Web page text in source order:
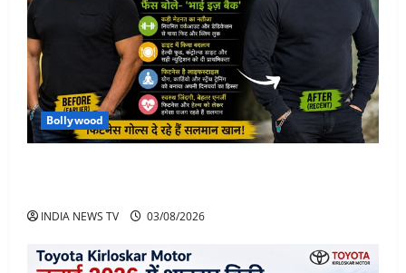
Bollywood
INDIA NEWS TV 03/08/2026